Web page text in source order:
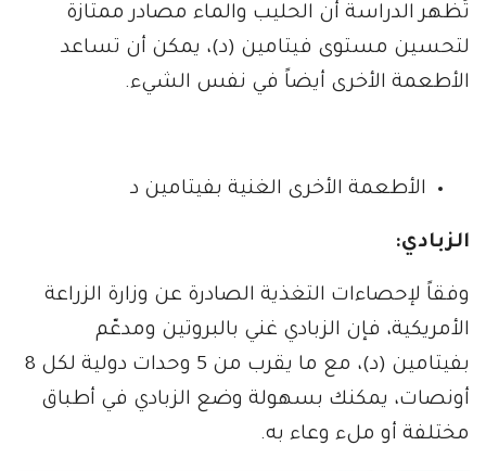
تُظهر الدراسة أن الحليب والماء مصادر ممتازة
لتحسين مستوى فيتامين (د)، يمكن أن تساعد
الأطعمة الأخرى أيضاً في نفس الشيء.
الأطعمة الأخرى الغنية بفيتامين د
الزبادي:
وفقاً لإحصاءات التغذية الصادرة عن وزارة الزراعة
الأمريكية، فإن الزبادي غني بالبروتين ومدعّم
بفيتامين (د)، مع ما يقرب من 5 وحدات دولية لكل 8
أونصات، يمكنك بسهولة وضع الزبادي في أطباق
مختلفة أو ملء وعاء به.